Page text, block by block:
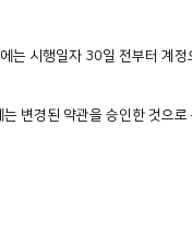
는 시행일자 30일 전부터 계정
변경된 약관을 승인한 것으로